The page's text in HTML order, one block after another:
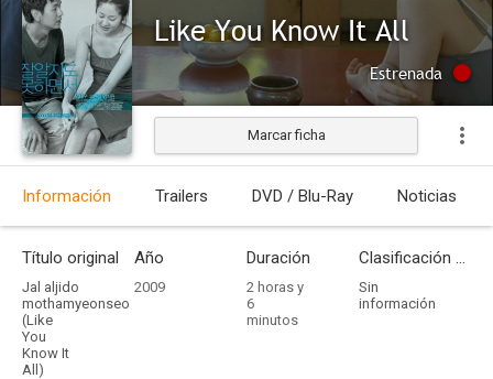
Like You Know It All
Estrenada
Marcar ficha
Información Trailers DVD / Blu-Ray Noticias
Título original
Jal aljido
mothamyeonseo
(Like
You
Know It
All)
Año
2009
Duración
2 horas y
6
minutos
Clasificación por edades
Sin
información